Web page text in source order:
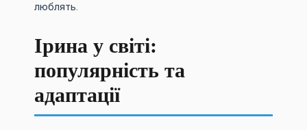
люблять.
Ірина у світі:
популярність та
адаптації